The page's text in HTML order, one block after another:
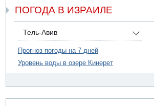
07.08.2026 20:41
Ynet: "Хизбалла" запустила БПЛА со
силам ЦАХАЛ
ДТП в Ашдоде: тяжело ранены двое
ПОГОДА В ИЗРАИЛЕ
Тель-Авив
Прогноз погоды на 7 дней
Уровень воды в озере Кинерет